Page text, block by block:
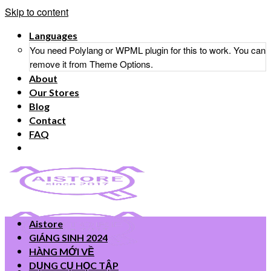
Skip to content
Languages
You need Polylang or WPML plugin for this to work. You can
remove it from Theme Options.
About
Our Stores
Blog
Contact
FAQ
Aistore
GIÁNG SINH 2024
HÀNG MỚI VỀ
DỤNG CỤ HỌC TẬP